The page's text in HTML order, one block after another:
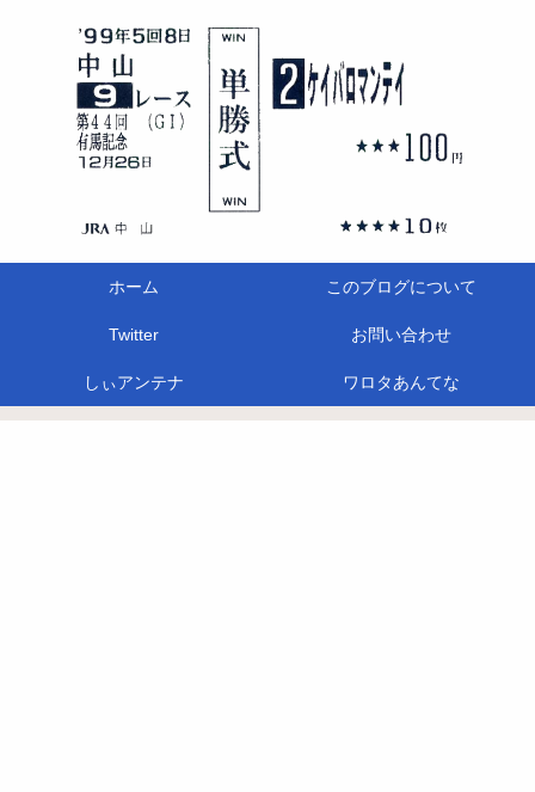
ホーム このブログについて
Twitter お問い合わせ
しぃアンテナ ワロタあんてな